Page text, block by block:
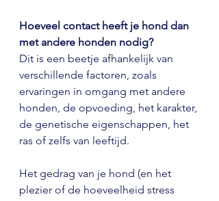
Hoeveel contact heeft je hond dan
met andere honden nodig?
Dit is een beetje afhankelijk van
verschillende factoren, zoals
ervaringen in omgang met andere
honden, de opvoeding, het karakter,
de genetische eigenschappen, het
ras of zelfs van leeftijd.
Het gedrag van je hond (en het
plezier of de hoeveelheid stress